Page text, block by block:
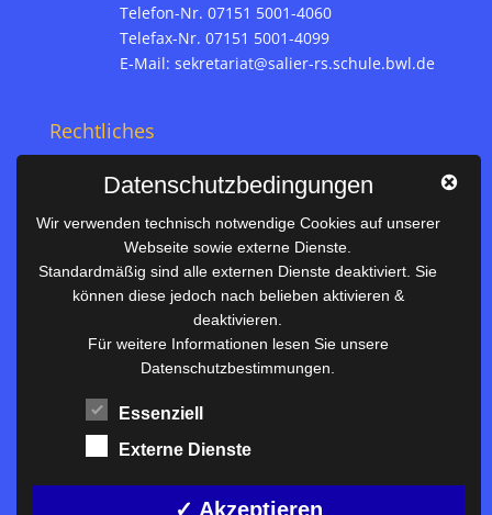
Telefon-Nr. 07151 5001-4060
Telefax-Nr. 07151 5001-4099
E-Mail: sekretariat@salier-rs.schule.bwl.de
Rechtliches
Datenschutz
Nützliches
Vertretungsplan
Unterrichtszeiten
Downloadbereich
Terminkalender
Termine AKTUELL
Anfahrt/Kontakt
Datenschutzbedingungen
Wir verwenden technisch notwendige Cookies auf unserer
Webseite sowie externe Dienste.
Standardmäßig sind alle externen Dienste deaktiviert. Sie
können diese jedoch nach belieben aktivieren &
deaktivieren.
Für weitere Informationen lesen Sie unsere
Datenschutzbestimmungen.
Essenziell
Externe Dienste
✓ Akzeptieren